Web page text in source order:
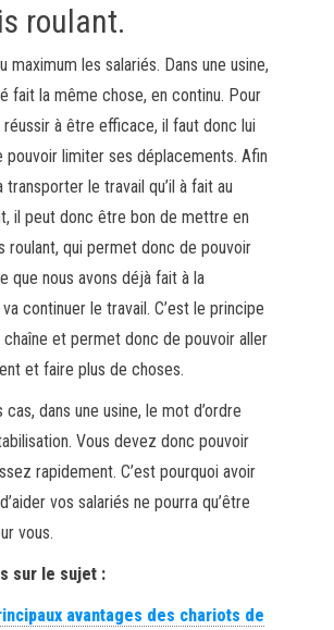
roulant.
maximum les salariés. Dans une usine,
fait la même chose, en continu. Pour
à être efficace, il faut donc lui
limiter ses déplacements. Afin
transporter le travail qu’il à fait au
il peut donc être bon de mettre en
roulant, qui permet donc de pouvoir
que nous avons déjà fait à la
continuer le travail. C’est le principe
chaîne et permet donc de pouvoir aller
et faire plus de choses.
cas, dans une usine, le mot d’ordre
Vous devez donc pouvoir
rapidement. C’est pourquoi avoir
vos salariés ne pourra qu’être
vous.
sur le sujet :
avantages des chariots de